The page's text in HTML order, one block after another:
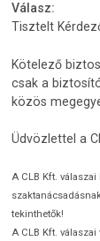
Válasz:
Tisztelt
Kötelező
csak a
közös
Üdvözlettel a
A CLB Kft.
tekinthetők!
A CLB Kft.